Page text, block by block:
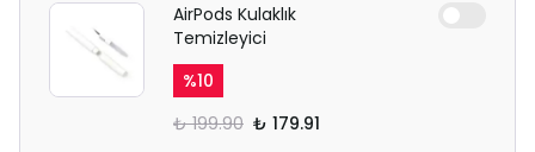
AirPods Kulaklık
Temizleyici
%10
₺ 199.90 ₺ 179.91